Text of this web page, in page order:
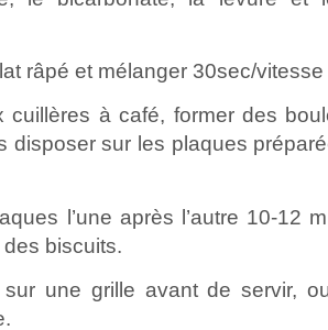
râpé et mélanger 30sec/vitesse
cuillères à café, former des
disposer sur les plaques
l’une après l’autre 10-12
biscuits.
sur une grille avant de servir,